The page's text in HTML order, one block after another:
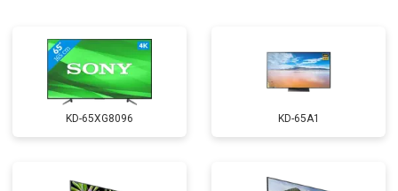
KD-65XG8096 KD-65A1